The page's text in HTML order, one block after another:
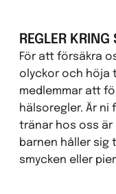
REGLER
För att försäkra
olyckor och höja
medlemmar att
hälsoregler. Är ni
tränar hos oss
barnen håller sig
smycken eller